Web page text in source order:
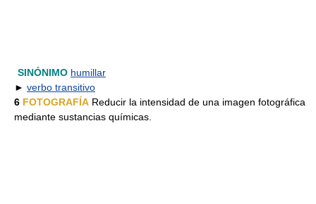
SINÓNIMO humillar
► verbo transitivo
6 FOTOGRAFÍA Reducir la intensidad de una imagen fotográfica
mediante sustancias químicas.